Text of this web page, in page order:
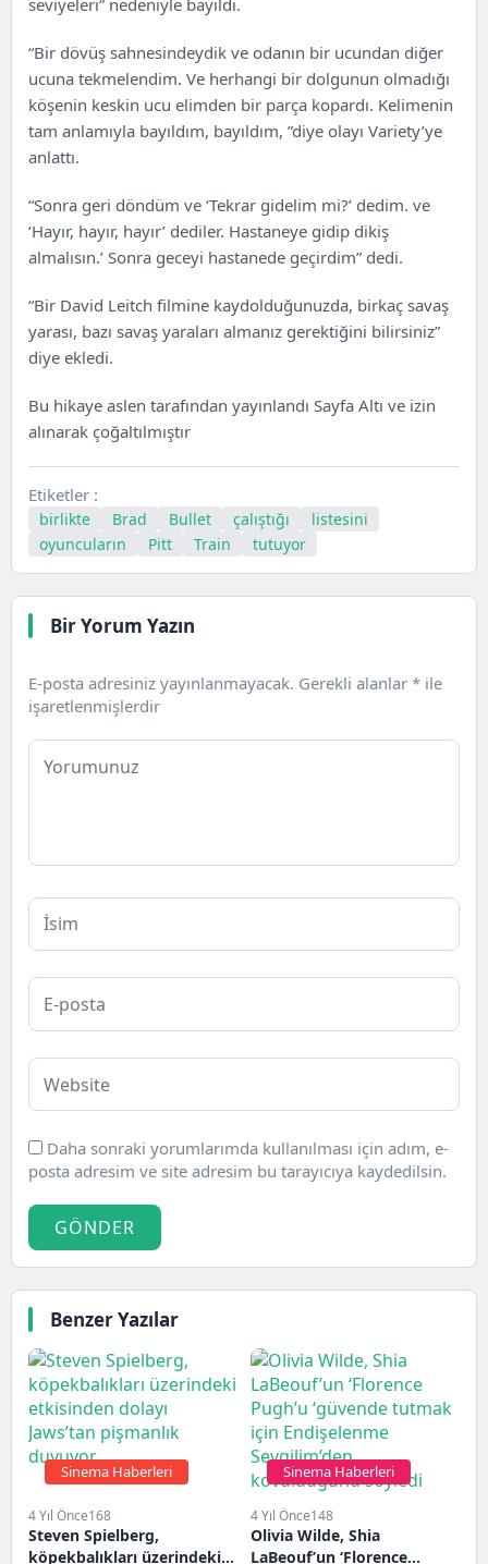
seviyeleri” nedeniyle bayıldı.
“Bir dövüş sahnesindeydik ve odanın bir ucundan diğer
ucuna tekmelendim. Ve herhangi bir dolgunun olmadığı
köşenin keskin ucu elimden bir parça kopardı. Kelimenin
tam anlamıyla bayıldım, bayıldım, ”diye olayı Variety’ye
anlattı.
“Sonra geri döndüm ve ‘Tekrar gidelim mi?’ dedim. ve
‘Hayır, hayır, hayır’ dediler. Hastaneye gidip dikiş
almalısın.’ Sonra geceyi hastanede geçirdim” dedi.
“Bir David Leitch filmine kaydolduğunuzda, birkaç savaş
yarası, bazı savaş yaraları almanız gerektiğini bilirsiniz”
diye ekledi.
Bu hikaye aslen tarafından yayınlandı Sayfa Altı ve izin
alınarak çoğaltılmıştır
Etiketler :
birlikte Brad Bullet çalıştığı
listesini
oyuncuların
Pitt Train tutuyor
Bir Yorum Yazın
E-posta adresiniz yayınlanmayacak. Gerekli alanlar * ile
işaretlenmişlerdir
Daha sonraki yorumlarımda kullanılması için adım, e-
posta adresim ve site adresim bu tarayıcıya kaydedilsin.
GÖNDER
Benzer Yazılar
Sinema Haberleri
4 Yıl Önce168
Steven Spielberg,
köpekbalıkları üzerindeki
Sinema Haberleri
4 Yıl Önce148
Olivia Wilde, Shia
LaBeouf’un ‘Florence